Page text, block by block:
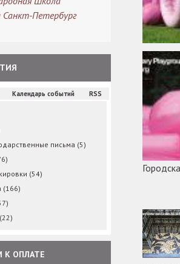
Санкт-Петербург
Календарь событий RSS
письма (5)
(54)
(166)
(22)
ОПЛАТЕ